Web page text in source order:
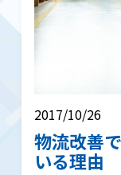
2017/10/26
物流改善
いる理由